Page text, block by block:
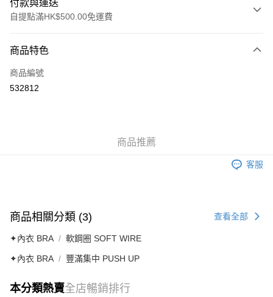
付款與運送
自提點滿HK$500.00免運費
信用卡
AlipayHK
每筆HK$40.00，滿HK$500.00或以上免運費
每筆HK$40.00，滿HK$500.00或以上免運費
每筆HK$40.00，滿HK$500.00或以上免運費
順豐速運
商品特色
商品編號
532812
商品推薦
客服
商品相關分類 (3) 查看全部
✦內衣 BRA 軟鋼圈 SOFT WIRE
✦內衣 BRA 豐滿集中 PUSH UP
本分類熱賣全店暢銷排行